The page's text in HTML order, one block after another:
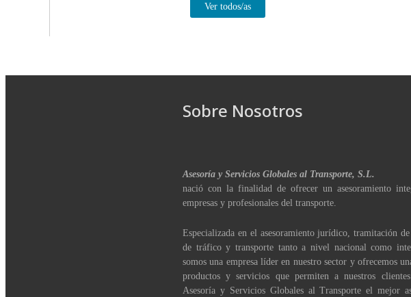
Ver todos/as
Sobre Nosotros
Asesoría y Servicios Globales al Transporte, S.L.
nació con la finalidad de ofrecer un asesoramiento
empresas y profesionales del transporte.
Especializada en el asesoramiento jurídico, tramitación de
de tráfico y transporte tanto a nivel nacional como
somos una empresa líder en nuestro sector y ofrecemos
productos y servicios que permiten a nuestros
Asesoría y Servicios Globales al Transporte el mejor